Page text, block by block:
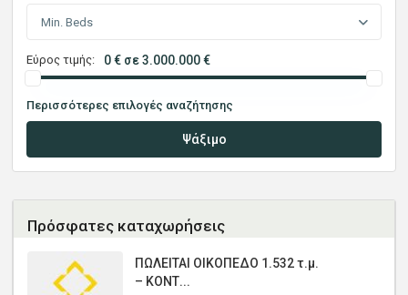
Min. Beds
Εύρος τιμής: 0 € σε 3.000.000 €
Περισσότερες επιλογές αναζήτησης
Ψάξιμο
Πρόσφατες καταχωρήσεις
ΠΩΛΕΙΤΑΙ ΟΙΚΟΠΕΔΟ 1.532 τ.μ.
– ΚΟΝΤ...